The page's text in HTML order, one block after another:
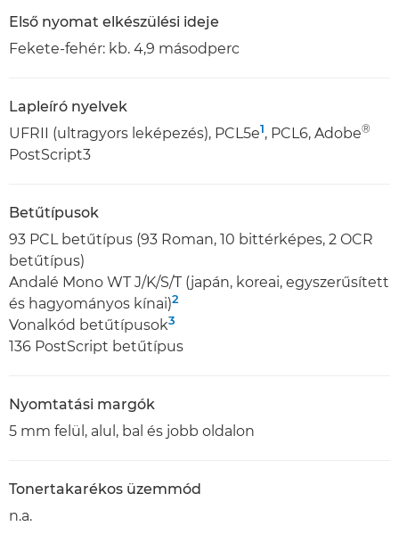
Első nyomat elkészülési ideje
Fekete-fehér: kb. 4,9 másodperc
Lapleíró nyelvek
UFRII (ultragyors leképezés), PCL5e1, PCL6, Adobe®
PostScript3
Betűtípusok
93 PCL betűtípus (93 Roman, 10 bittérképes, 2 OCR
betűtípus)
Andalé Mono WT J/K/S/T (japán, koreai, egyszerűsített
és hagyományos kínai)2
Vonalkód betűtípusok3
136 PostScript betűtípus
Nyomtatási margók
5 mm felül, alul, bal és jobb oldalon
Tonertakarékos üzemmód
n.a.